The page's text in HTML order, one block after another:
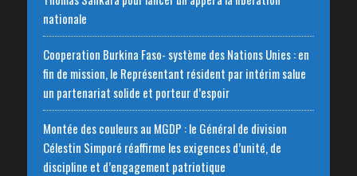
nationale
‎Cooperation Burkina Faso- système des Nations Unies : en
fin de mission, le Représentant résident par intérim salue
un partenariat solide et porteur d’espoir
Montée des couleurs au MGDP : le Général de division
Célestin Simporé réaffirme les exigences d’unité, de
discipline et d’engagement patriotique